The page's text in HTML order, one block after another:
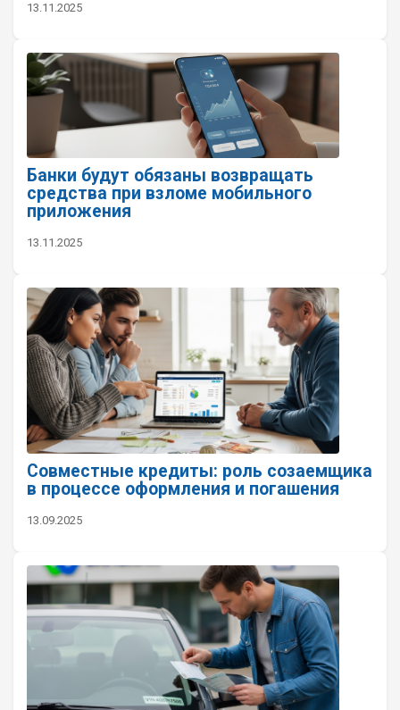
13.11.2025
Банки будут обязаны возвращать
средства при взломе мобильного
приложения
13.11.2025
Совместные кредиты: роль созаемщика
в процессе оформления и погашения
13.09.2025